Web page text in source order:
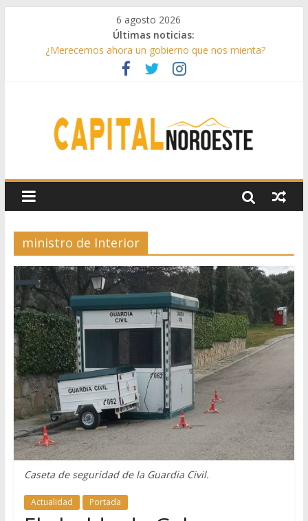
6 agosto 2026
Últimas noticias:
¿Merecemos ahora un gobierno que nos mienta?
Aprovechando el último verano
Infantino toma partido
ministro de Interior
Caseta de seguridad de la Guardia Civil.
Actualidad Portada